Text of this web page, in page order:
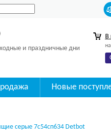
и праздничные дни
В
Новые
серые 7с54сп634 Detbot